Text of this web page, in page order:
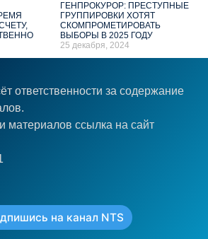
ГЕНПРОКУРОР: ПРЕСТУПНЫЕ
ГРУППИРОВКИ ХОТЯТ
СКОМПРОМЕТИРОВАТЬ
ВЫБОРЫ В 2025 ГОДУ
25 декабря, 2024
ответственности за содержание
материалов ссылка на сайт
на канал NTS